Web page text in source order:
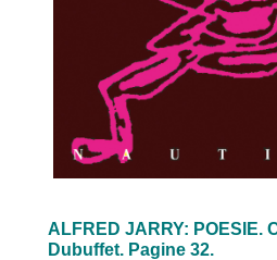
ALFRED JARRY: POESIE.
Dubuffet. Pagine 32.